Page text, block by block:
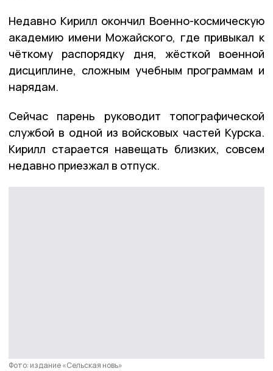
Недавно Кирилл окончил Военно-космическую
академию имени Можайского, где привыкал к
чёткому распорядку дня, жёсткой военной
дисциплине, сложным учебным программам и
нарядам.
Сейчас парень руководит топографической
службой в одной из войсковых частей Курска.
Кирилл старается навещать близких, совсем
недавно приезжал в отпуск.
Фото: издание «Сельская новь»